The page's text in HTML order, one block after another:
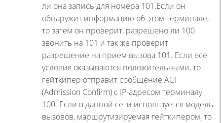
ли она запись для номера 101.Если он
обнаружит информацию об этом терминале,
то затем он проверит, разрешено ли 100
звонить на 101 и так же проверит
разрешение на прием вызова 101. Если все
условия оказываются положительными, то
гейткипер отправит сообщение ACF
(Admission Confirm) c IP-адресом терминалу
100. Если в данной сети используется модель
вызовов, маршрутизируемая гейткипером, то